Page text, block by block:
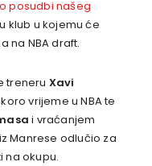
posudbi našeg
u klub u kojemu će
na NBA draft.
treneru Xavi
vrijeme u NBA te
i vraćanjem
Manrese odlučio za
na okupu.